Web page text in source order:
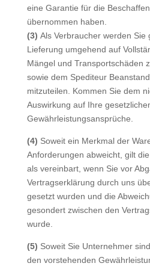
eine Garantie für die
übernommen haben.
(3) Als Verbraucher werden Sie
Lieferung umgehend auf
Mängel und Transportschäden
sowie dem Spediteur
mitzuteilen. Kommen Sie dem
Auswirkung auf Ihre
Gewährleistungsansprüche.
(4) Soweit ein Merkmal der
Anforderungen abweicht, gilt
als vereinbart, wenn Sie vor
Vertragserklärung durch uns
gesetzt wurden und die
gesondert zwischen den
wurde.
(5) Soweit Sie Unternehmer
den vorstehenden